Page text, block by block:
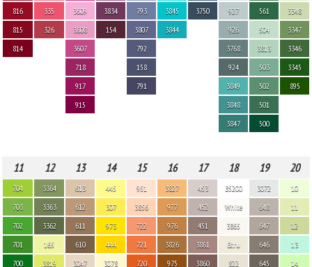
816
815
814
335
326
3609
3608
3607
718
917
915
3834
154
793
3807
792
158
791
3845
3844
3750
927
926
3768
924
3849
3848
3847
561
504
3813
503
502
501
500
3348
3347
3346
3345
895
11 12 13 14 15 16 17 18 19 20
704
703
702
701
700
3364
3363
3362
165
3819
613
612
611
610
3047
445
307
973
444
3078
951
3856
722
721
720
3827
977
976
3826
975
453
452
451
3861
3860
B5200
White
3865
Ecru
822
3072
648
647
646
645
10
11
12
13
14